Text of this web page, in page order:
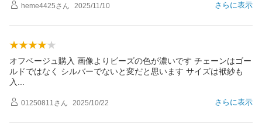
さらに表示
heme4425さん 2025/11/10
オフベージュ購入 画像よりビーズの色が濃いです チェーンはゴー
ルドではなく シルバーでないと変だと思います サイズは袱紗も
入
さらに表示
01250811さん 2025/10/22